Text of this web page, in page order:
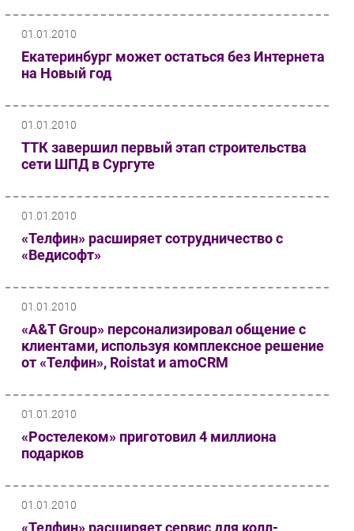
Проекты
IT класс
Тестовый стенд
Каталог компаний
01.01.2010
Екатеринбург может остаться без Интернета
на Новый год
01.01.2010
ТТК завершил первый этап строительства
сети ШПД в Сургуте
01.01.2010
«Телфин» расширяет сотрудничество с
«Ведисофт»
01.01.2010
«A&T Group» персонализировал общение с
клиентами, используя комплексное решение
от «Телфин», Roistat и amoCRM
01.01.2010
«Ростелеком» приготовил 4 миллиона
подарков
01.01.2010
«Телфин» расширяет сервис для колл-